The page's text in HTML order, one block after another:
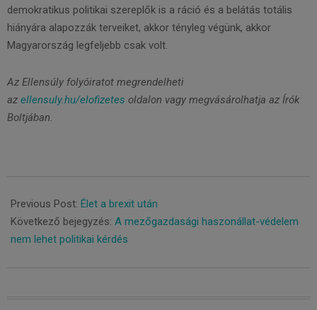
demokratikus politikai szereplők is a ráció és a belátás totális
hiányára alapozzák terveiket, akkor tényleg végünk, akkor
Magyarország legfeljebb csak volt.
Az Ellensúly folyóiratot megrendelheti
az ellensuly.hu/elofizetes oldalon vagy megvásárolhatja az Írók
Boltjában.
11-
15
Previous Post: Élet a brexit után
Következő bejegyzés: A mezőgazdasági haszonállat-védelem
nem lehet politikai kérdés